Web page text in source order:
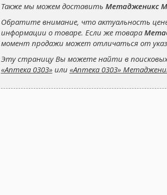
Также мы можем доставить Метадженикс
Обратите внимание, что актуальность
информации о товаре. Если же товара
момент продажи может отличаться от
Эту страницу Вы можете найти в
«Аптека 0303»или «Аптека 0303»